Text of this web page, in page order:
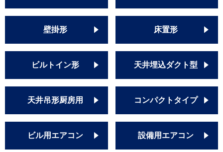
壁掛形 床置形
ビルトイン形 天井埋込ダクト型
天井吊形厨房用 コンパクトタイプ
ビル用エアコン 設備用エアコン